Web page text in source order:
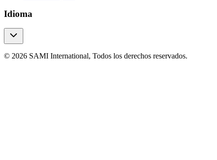
Idioma
© 2026 SAMI International, Todos los derechos reservados.